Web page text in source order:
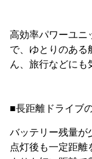
高効率パワーユニ
で、ゆとりのある
ん、旅行などにも
■長距離ドライブ
バッテリー残量が
点灯後も一定距離